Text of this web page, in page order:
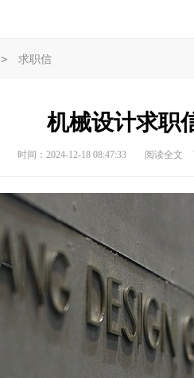
> 求职信
机械设计求职
时间：2024-12-18 08:47:33 阅读全文